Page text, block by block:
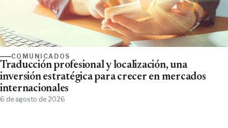
COMUNICADOS
Traducción profesional y localización, una
inversión estratégica para crecer en mercados
internacionales
6 de agosto de 2026